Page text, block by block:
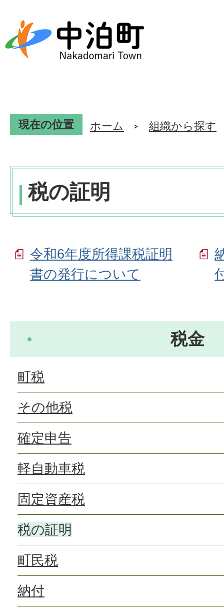
現在の位置 ホーム 組織から探す
税の証明
令和6年度所得課税証明
書の発行について
税金
町税
その他税
確定申告
軽自動車税
固定資産税
税の証明
町民税
納付